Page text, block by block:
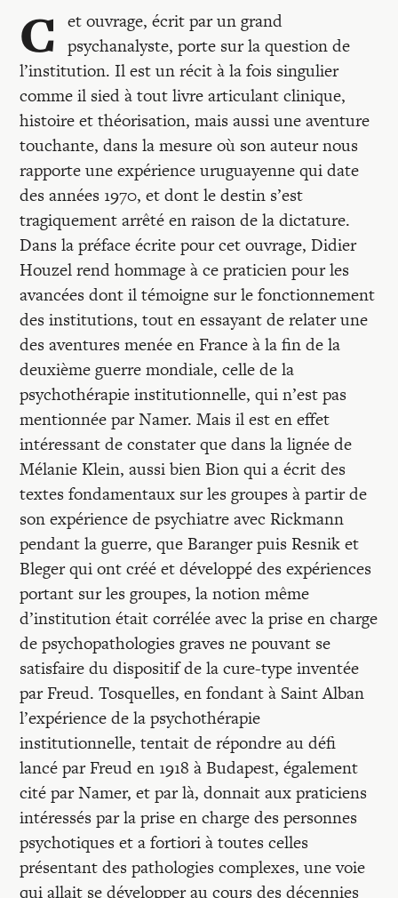
C et ouvrage, écrit par un grand
psychanalyste, porte sur la question de
l’institution. Il est un récit à la fois singulier
comme il sied à tout livre articulant clinique,
histoire et théorisation, mais aussi une aventure
touchante, dans la mesure où son auteur nous
rapporte une expérience uruguayenne qui date
des années 1970, et dont le destin s’est
tragiquement arrêté en raison de la dictature.
Dans la préface écrite pour cet ouvrage, Didier
Houzel rend hommage à ce praticien pour les
avancées dont il témoigne sur le fonctionnement
des institutions, tout en essayant de relater une
des aventures menée en France à la fin de la
deuxième guerre mondiale, celle de la
psychothérapie institutionnelle, qui n’est pas
mentionnée par Namer. Mais il est en effet
intéressant de constater que dans la lignée de
Mélanie Klein, aussi bien Bion qui a écrit des
textes fondamentaux sur les groupes à partir de
son expérience de psychiatre avec Rickmann
pendant la guerre, que Baranger puis Resnik et
Bleger qui ont créé et développé des expériences
portant sur les groupes, la notion même
d’institution était corrélée avec la prise en charge
de psychopathologies graves ne pouvant se
satisfaire du dispositif de la cure-type inventée
par Freud. Tosquelles, en fondant à Saint Alban
l’expérience de la psychothérapie
institutionnelle, tentait de répondre au défi
lancé par Freud en 1918 à Budapest, également
cité par Namer, et par là, donnait aux praticiens
intéressés par la prise en charge des personnes
psychotiques et a fortiori à toutes celles
présentant des pathologies complexes, une voie
qui allait se développer au cours des décennies